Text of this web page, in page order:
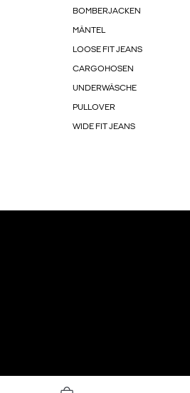
BOMBERJACKEN
MÄNTEL
LOOSE FIT JEANS
CARGOHOSEN
UNDERWÄSCHE
PULLOVER
WIDE FIT JEANS